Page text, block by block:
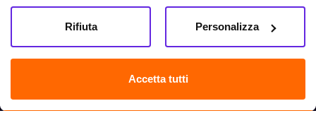
tuo utilizzo dei loro servizi.
Accetta tutti
Personalizza
Rifiuta
Farma.it S.a.s. P. IVA 07417261216 REA: NA-884088
CREDITS
Sede legale Via delle Repubbliche Marinare 128, 80147 Napoli